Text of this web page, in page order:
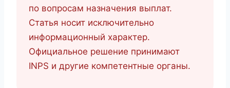
по вопросам назначения выплат.
Статья носит исключительно
информационный характер.
Официальное решение принимают
INPS и другие компетентные органы.